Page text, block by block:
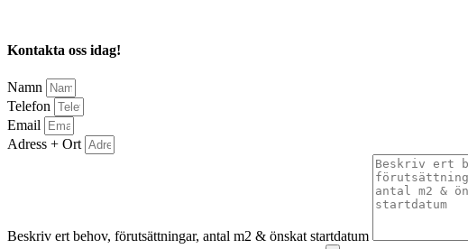
Kontakta oss idag!
Namn
Telefon
Email
Adress + Ort
Beskriv ert behov, förutsättningar, antal m2 & önskat startdatum